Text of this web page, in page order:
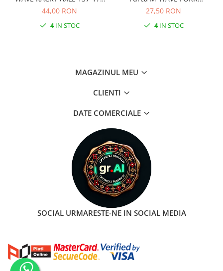
mm
44,00 RON
4IN STOC
COCKPIT Negru
27,50 RON
4IN STOC
MAGAZINUL MEU
CLIENTI
DATE COMERCIALE
SOCIAL URMARESTE-NE IN SOCIAL MEDIA